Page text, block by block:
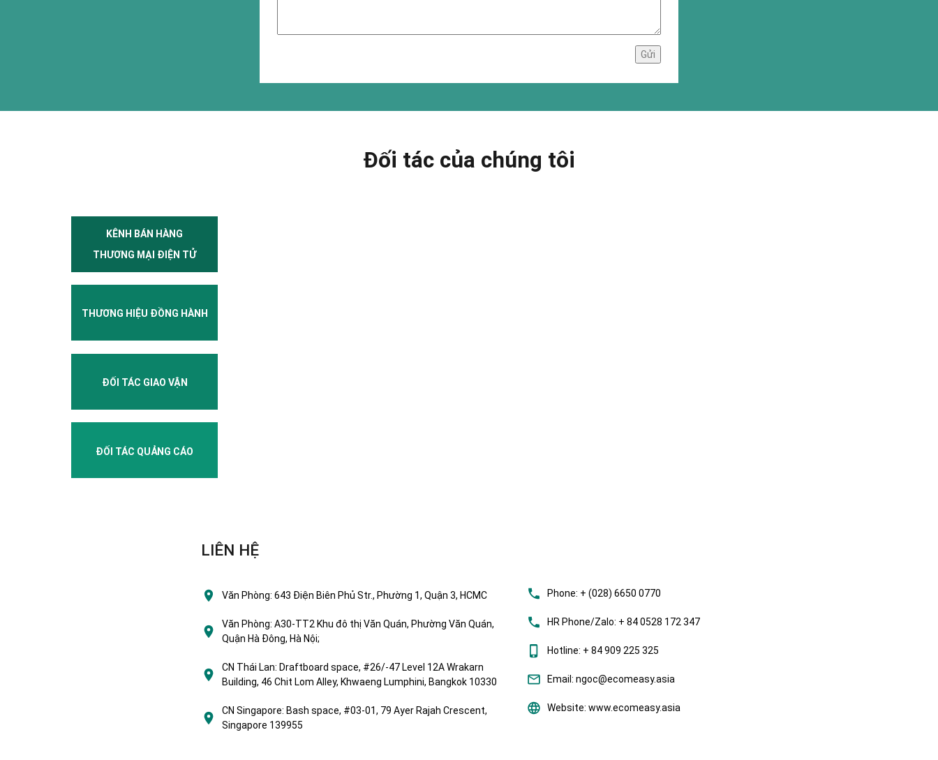
Đối tác của chúng tôi
KÊNH BÁN HÀNG
THƯƠNG MẠI ĐIỆN TỬ
THƯƠNG HIỆU ĐỒNG HÀNH
ĐỐI TÁC GIAO VẬN
ĐỐI TÁC QUẢNG CÁO
LIÊN HỆ
Văn Phòng: 643 Điện Biên Phủ Str., Phường 1, Quận 3, HCMC
Văn Phòng: A30-TT2 Khu đô thị Văn Quán, Phường Văn Quán,
Quận Hà Đông, Hà Nội;
CN Thái Lan: Draftboard space, #26/-47 Level 12A Wrakarn
Building, 46 Chit Lom Alley, Khwaeng Lumphini, Bangkok 10330
CN Singapore: Bash space, #03-01, 79 Ayer Rajah Crescent,
Singapore 139955
Phone: + (028) 6650 0770
HR Phone/Zalo: + 84 0528 172 347
Hotline: + 84 909 225 325
Email: ngoc@ecomeasy.asia
Website: www.ecomeasy.asia